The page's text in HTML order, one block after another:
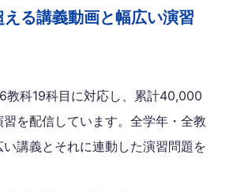
る講義動画と幅広い演習
教科19科目に対応し、累計40,000
を配信しています。全学年・全教
講義とそれに連動した演習問題を